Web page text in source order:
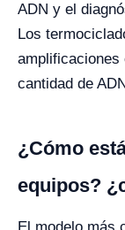
ADN y el
Los
cantidad de
¿Cómo
equipos?